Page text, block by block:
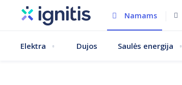
Pereiti
turinį
Namams
Elektra Dujos Saulės energija